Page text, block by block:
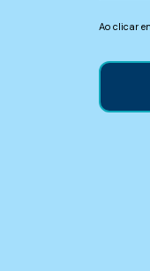
Ao clicar